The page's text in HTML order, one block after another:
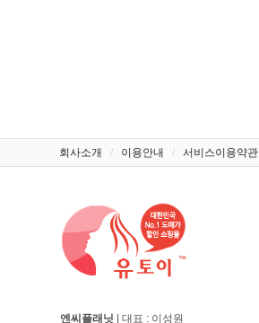
회사소개 / 이용안내 / 서비스이용약관
엔씨플래닛 | 대표 : 이성원